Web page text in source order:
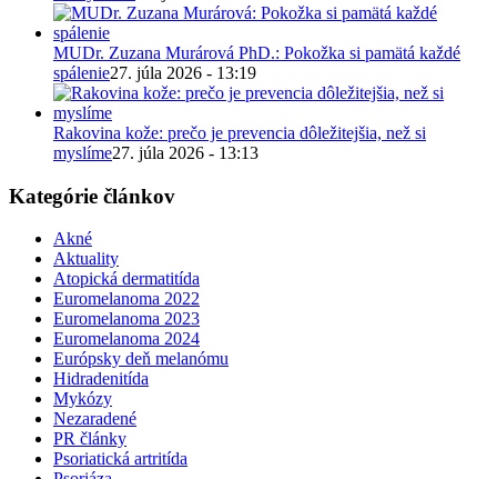
MUDr. Zuzana Murárová PhD.: Pokožka si pamätá každé
spálenie27. júla 2026 - 13:19
Rakovina kože: prečo je prevencia dôležitejšia, než si
myslíme27. júla 2026 - 13:13
Kategórie článkov
Akné
Aktuality
Atopická dermatitída
Euromelanoma 2022
Euromelanoma 2023
Euromelanoma 2024
Európsky deň melanómu
Hidradenitída
Mykózy
Nezaradené
PR články
Psoriatická artritída